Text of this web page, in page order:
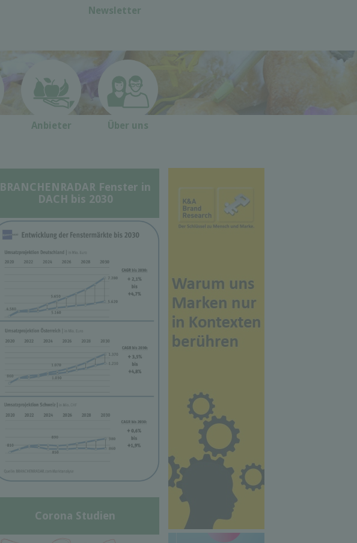
Newsletter
Anbieter Über uns
BRANCHENRADAR Fenster in
DACH bis 2030
Corona Studien